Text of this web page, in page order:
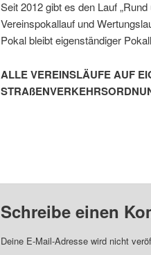
Seit 2012 gibt es den Lauf
Vereinspokallauf und
Pokal bleibt eigenständiger
ALLE VEREINSLÄUFE AUF
Schreibe einen
Deine E-Mail-Adresse wird nicht